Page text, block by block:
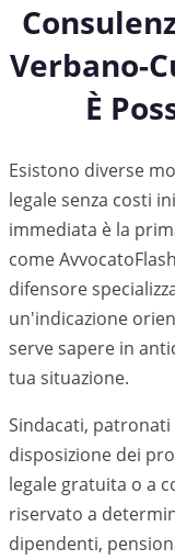
Verbano-
È
Esistono diverse
legale senza costi
immediata è la
come
difensore
un'indicazione
serve sapere in
tua situazione.
Sindacati,
disposizione dei
legale gratuita o a
riservato a
dipendenti,